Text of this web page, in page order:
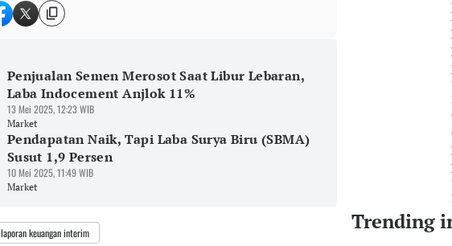
Penjualan Semen Merosot Saat Libur Lebaran,
Laba Indocement Anjlok 11%
13 Mei 2025, 12:23 WIB
Market
Pendapatan Naik, Tapi Laba Surya Biru (SBMA)
Susut 1,9 Persen
10 Mei 2025, 11:49 WIB
Market
laporan keuangan interim Trending